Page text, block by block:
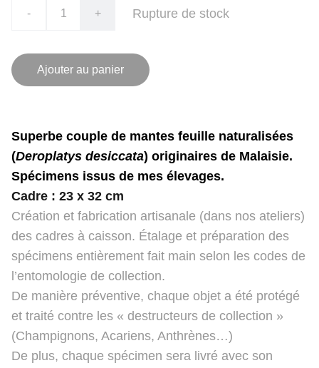
- + Rupture de stock
Ajouter au panier
Superbe couple de mantes feuille naturalisées
(Deroplatys desiccata) originaires de Malaisie.
Spécimens issus de mes élevages.
Cadre : 23 x 32 cm
Création et fabrication artisanale (dans nos ateliers)
des cadres à caisson. Étalage et préparation des
spécimens entièrement fait main selon les codes de
l’entomologie de collection.
De manière préventive, chaque objet a été protégé
et traité contre les « destructeurs de collection »
(Champignons, Acariens, Anthrènes…)
De plus, chaque spécimen sera livré avec son